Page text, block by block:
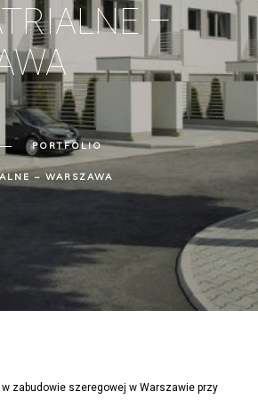
–
PORTFOLIO
– WARSZAWA
zabudowie szeregowej w Warszawie przy